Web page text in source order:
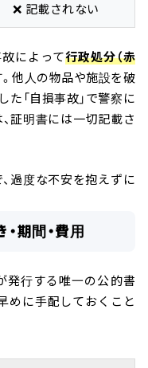
❌ 記載されない
によって行政処分（赤
他人の物品や施設を破
た「自損事故」で警察に
証明書には一切記載さ
過度な不安を抱えずに
期間・費用
発行する唯一の公的書
めに手配しておくこと